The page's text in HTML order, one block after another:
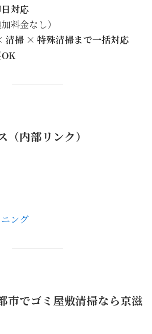
対応
加料金なし）
清掃 × 特殊清掃まで一括対応
（内部リンク）
ング
市でゴミ屋敷清掃なら京滋